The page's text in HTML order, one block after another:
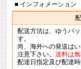
■ インフォメーション
配送方法は、ゆうパ
す。
尚、海外への発送は
注意下さい。 送料は
配達日指定及び配達時